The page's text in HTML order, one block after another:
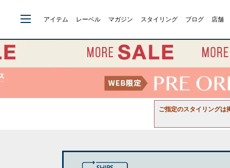
アイテム レーベル マガジン スタイリング ブログ 店舗
ご指定のスタイリングは